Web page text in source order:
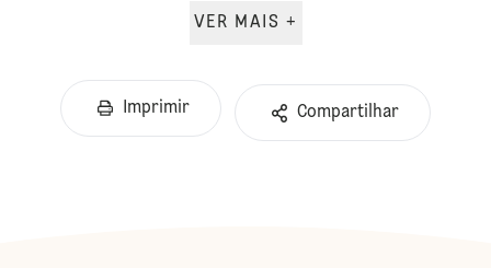
VER MAIS +
Imprimir Compartilhar